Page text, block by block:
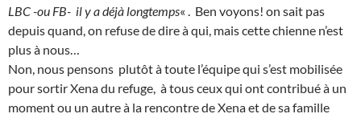
LBC -ou FB- il y a déjà longtemps« . Ben voyons! on sait pas
depuis quand, on refuse de dire à qui, mais cette chienne n’est
plus à nous…
Non, nous pensons plutôt à toute l’équipe qui s’est mobilisée
pour sortir Xena du refuge, à tous ceux qui ont contribué à un
moment ou un autre à la rencontre de Xena et de sa famille